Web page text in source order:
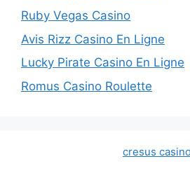
Ruby Vegas Casino
Avis Rizz Casino En Ligne
Lucky Pirate Casino En Ligne
Romus Casino Roulette
cresus casino